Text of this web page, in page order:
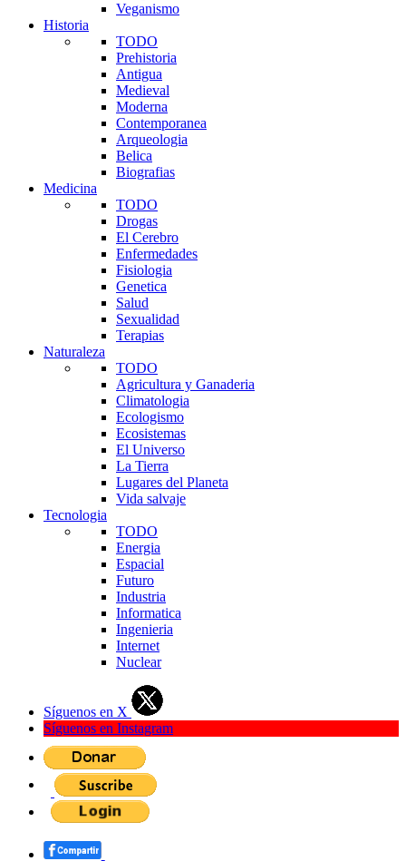
Veganismo
Historia
TODO
Prehistoria
Antigua
Medieval
Moderna
Contemporanea
Arqueologia
Belica
Biografias
Medicina
TODO
Drogas
El Cerebro
Enfermedades
Fisiologia
Genetica
Salud
Sexualidad
Terapias
Naturaleza
TODO
Agricultura y Ganaderia
Climatologia
Ecologismo
Ecosistemas
El Universo
La Tierra
Lugares del Planeta
Vida salvaje
Tecnologia
TODO
Energia
Espacial
Futuro
Industria
Informatica
Ingenieria
Internet
Nuclear
Síguenos en X
Síguenos en Instagram